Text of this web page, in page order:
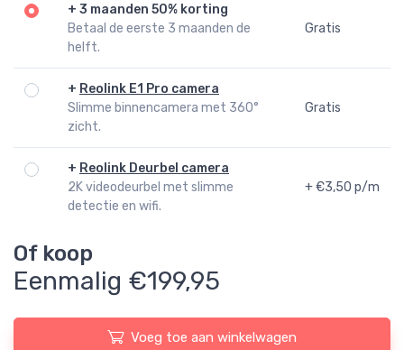
+ 3 maanden 50% korting
Betaal de eerste 3 maanden de
helft.
Gratis
+ Reolink E1 Pro camera
Slimme binnencamera met 360°
zicht.
Gratis
+ Reolink Deurbel camera
2K videodeurbel met slimme
detectie en wifi.
+ €3,50 p/m
Of koop
Eenmalig €199,95
Voeg toe aan winkelwagen